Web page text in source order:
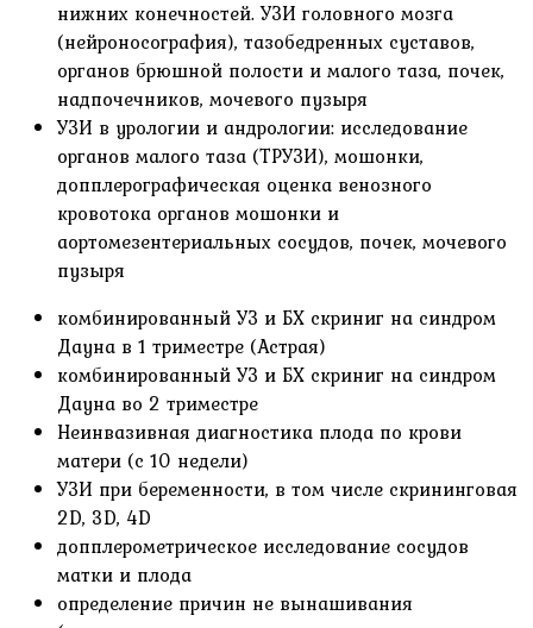
нижних конечностей. УЗИ головного мозга
(нейроносография), тазобедренных суставов,
органов брюшной полости и малого таза, почек,
надпочечников, мочевого пузыря
УЗИ в урологии и андрологии: исследование
органов малого таза (ТРУЗИ), мошонки,
допплерографическая оценка венозного
кровотока органов мошонки и
аортомезентериальных сосудов, почек, мочевого
пузыря
комбинированный УЗ и БХ скриниг на синдром
Дауна в 1 триместре (Астрая)
комбинированный УЗ и БХ скриниг на синдром
Дауна во 2 триместре
Неинвазивная диагностика плода по крови
матери (с 10 недели)
УЗИ при беременности, в том числе скрининговая
2D, 3D, 4D
допплерометрическое исследование сосудов
матки и плода
определение причин не вынашивания